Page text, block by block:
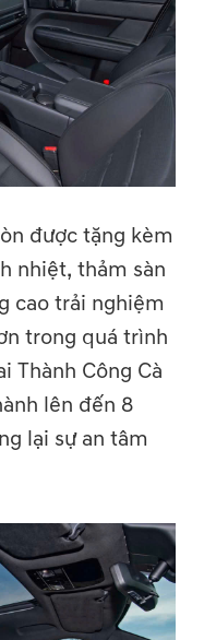
được tặng kèm
nhiệt, thảm sàn
cao trải nghiệm
trong quá trình
Thành Công Cà
lên đến 8
lại sự an tâm